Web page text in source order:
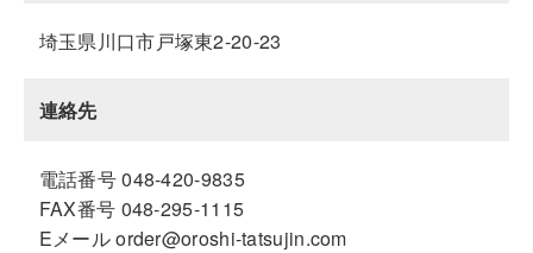
埼玉県川口市戸塚東2-20-23
連絡先
電話番号 048-420-9835
FAX番号 048-295-1115
Eメール order@oroshi-tatsujin.com